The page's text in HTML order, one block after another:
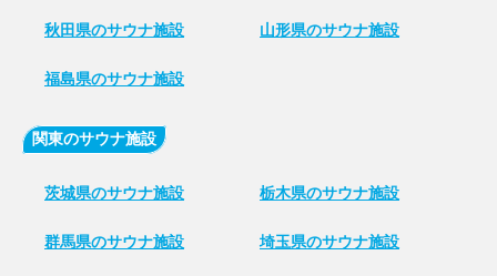
秋田県のサウナ施設 山形県のサウナ施設
福島県のサウナ施設
関東のサウナ施設
茨城県のサウナ施設 栃木県のサウナ施設
群馬県のサウナ施設 埼玉県のサウナ施設